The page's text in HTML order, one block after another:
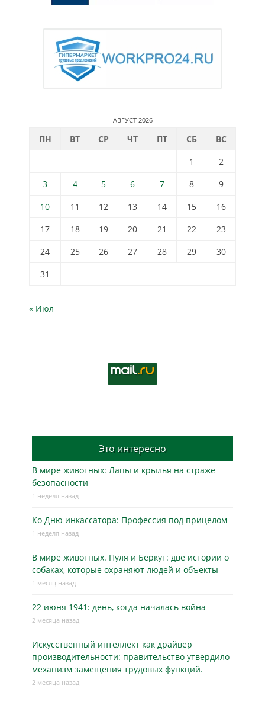
АВГУСТ 2026
ПН ВТ СР ЧТ ПТ СБ
ВС
1
2
3
4 5 6 7 8
9
10
11 12 13 14 15
16
17
18 19 20 21 22
23
24
25 26 27 28 29
30
31
« Июл
Это интересно
В мире животных: Лапы и крылья на страже
безопасности
1 неделя назад
Ко Дню инкассатора: Профессия под прицелом
1 неделя назад
В мире животных. Пуля и Беркут: две истории о
собаках, которые охраняют людей и объекты
1 месяц назад
22 июня 1941: день, когда началась война
2 месяца назад
Искусственный интеллект как драйвер
производительности: правительство утвердило
механизм замещения трудовых функций.
2 месяца назад